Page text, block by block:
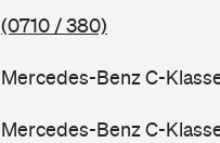
(0710 / 380)
Mercedes-Benz C-
Mercedes-Benz C-